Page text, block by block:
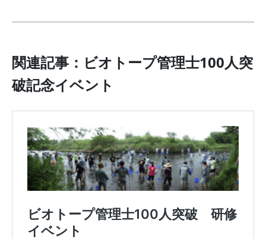
関連記事：ビオトープ管理士100人突
破記念イベント